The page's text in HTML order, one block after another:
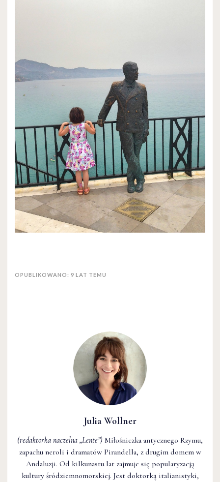
Julia Wollner
(redaktorka naczelna „Lente”) Miłośniczka antycznego Rzymu,
zapachu neroli i dramatów Pirandella, z drugim domem w
Andaluzji. Od kilkunastu lat zajmuje się popularyzacją
kultury śródziemnomorskiej. Jest doktorką italianistyki,
OPUBLIKOWANO: 9 LAT TEMU